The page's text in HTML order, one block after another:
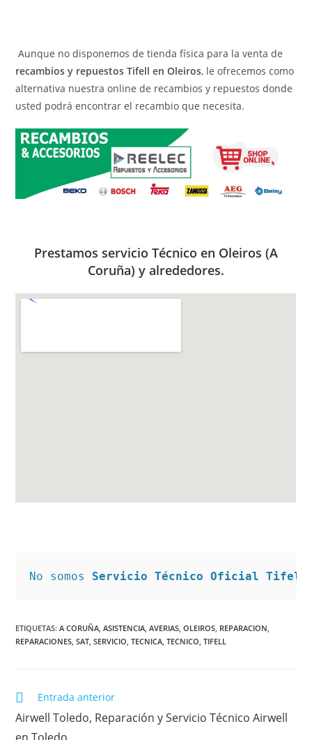
Aunque no disponemos de tienda física para la venta de
recambios y repuestos Tifell en Oleiros, le ofrecemos como
alternativa nuestra online de recambios y repuestos donde
usted podrá encontrar el recambio que necesita.
Prestamos servicio Técnico en Oleiros (A
Coruña) y alrededores.
No somos Servicio Técnico Oficial Tifell
ETIQUETAS:A CORUÑA ASISTENCIA AVERIAS OLEIROS REPARACION
REPARACIONES SAT SERVICIO TECNICA TECNICO TIFELL
Leer
artículos
Entrada anterior
Airwell Toledo, Reparación y Servicio Técnico Airwell